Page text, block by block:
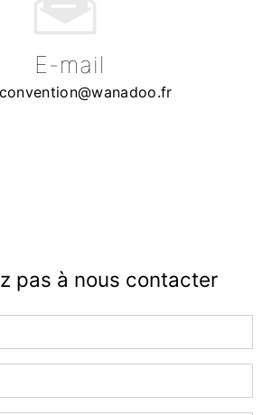
E-mail
pas à nous contacter